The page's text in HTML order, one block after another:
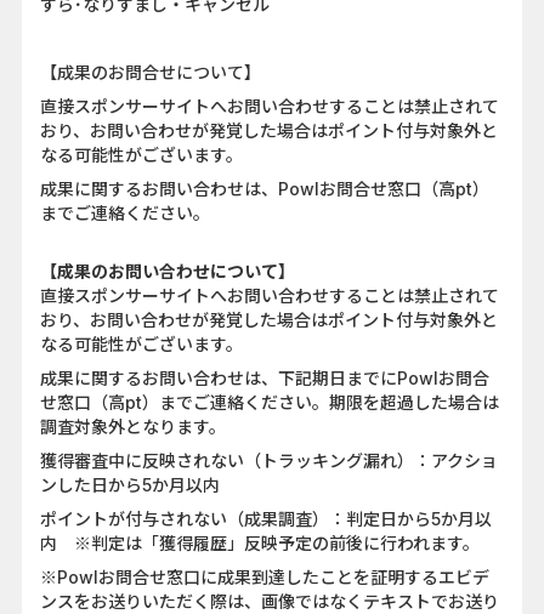
ずら･なりすまし・キャンセル
【成果のお問合せについて】
直接スポンサーサイトへお問い合わせすることは禁止されて
おり、お問い合わせが発覚した場合はポイント付与対象外と
なる可能性がございます。
成果に関するお問い合わせは、Powlお問合せ窓口（高pt）
までご連絡ください。
【成果のお問い合わせについて】
直接スポンサーサイトへお問い合わせすることは禁止されて
おり、お問い合わせが発覚した場合はポイント付与対象外と
なる可能性がございます。
成果に関するお問い合わせは、下記期日までにPowlお問合
せ窓口（高pt）までご連絡ください。期限を超過した場合は
調査対象外となります。
獲得審査中に反映されない（トラッキング漏れ）：アクショ
ンした日から5か月以内
ポイントが付与されない（成果調査）：判定日から5か月以
内 ※判定は「獲得履歴」反映予定の前後に行われます。
※Powlお問合せ窓口に成果到達したことを証明するエビデ
ンスをお送りいただく際は、画像ではなくテキストでお送り